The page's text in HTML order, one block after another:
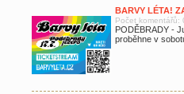
BARVY LÉTA!
Počet komentářů:
PODĚBRADY -
proběhne v